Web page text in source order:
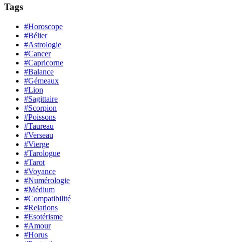
Tags
#Horoscope
#Bélier
#Astrologie
#Cancer
#Capricorne
#Balance
#Gémeaux
#Lion
#Sagittaire
#Scorpion
#Poissons
#Taureau
#Verseau
#Vierge
#Tarologue
#Tarot
#Voyance
#Numérologie
#Médium
#Compatibilité
#Relations
#Esotérisme
#Amour
#Horus